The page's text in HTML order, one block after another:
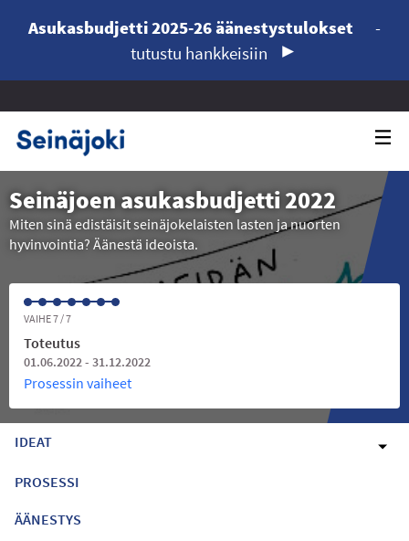
Asukasbudjetti 2025-26 äänestystulokset
-
tutustu hankkeisiin
Seinäjoen asukasbudjetti 2022
Miten sinä edistäisit seinäjokelaisten lasten ja nuorten
hyvinvointia? Äänestä ideoista.
VAIHE 7 / 7
Toteutus
01.06.2022 - 31.12.2022
Prosessin vaiheet
IDEAT
PROSESSI
ÄÄNESTYS